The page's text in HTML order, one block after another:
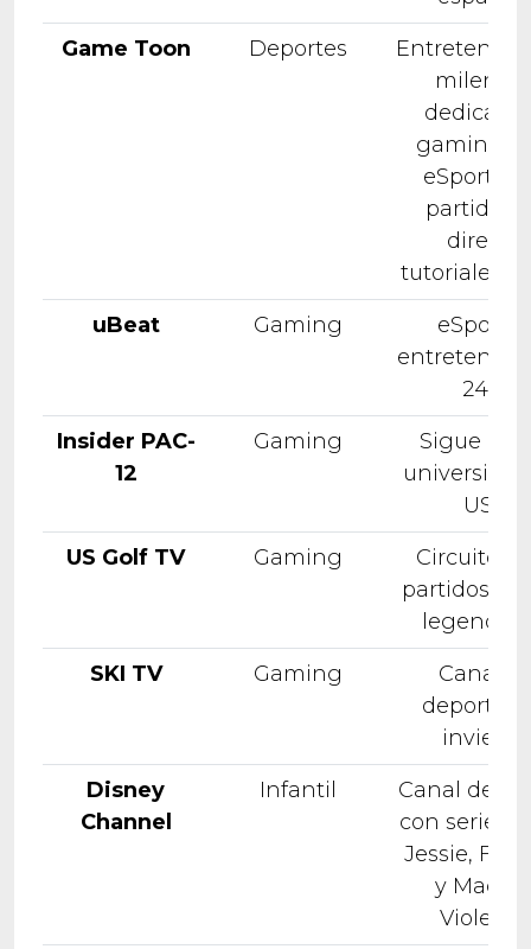
Game Toon
Deportes
dedicado
gaming y
eSports
partidas
directo,
tutoriales y
uBeat
Gaming
eSports
24/7
Insider PAC-
12
Gaming
Sigue la
USA
US Golf TV
Gaming
Circuito
partidos y
SKI TV
Gaming
Canal
deportes
invierno
Disney
Channel
Infantil
Canal de
con series
Jessie,
y
Violetta...